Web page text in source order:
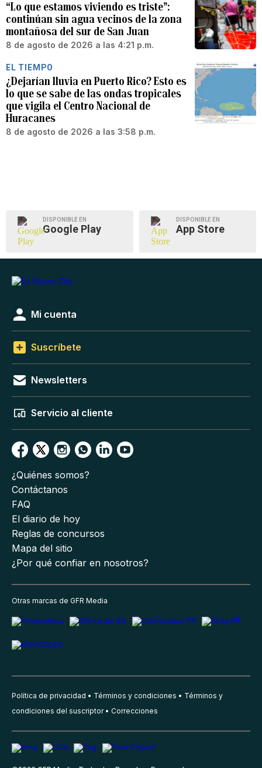
“Lo que estamos viviendo es triste”:
continúan sin agua vecinos de la zona
montañosa del sur de San Juan
8 de agosto de 2026 a las 4:21 p.m.
EL TIEMPO
¿Dejarían lluvia en Puerto Rico? Esto es
lo que se sabe de las ondas tropicales
que vigila el Centro Nacional de
Huracanes
8 de agosto de 2026 a las 3:58 p.m.
DISPONIBLE EN
Google Play
DISPONIBLE EN
App Store
Mi cuenta
Suscríbete
Newsletters
Servicio al cliente
¿Quiénes somos?
Contáctanos
FAQ
El diario de hoy
Reglas de concursos
Mapa del sitio
¿Por qué confiar en nosotros?
Otras marcas de GFR Media
Política de privacidad Términos y condiciones
Términos y
condiciones del suscriptor
Correcciones